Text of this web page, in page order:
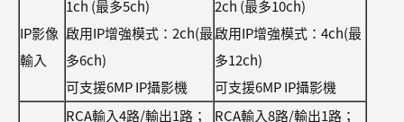
IP影像
輸入
1ch (最多5ch)
啟用IP增強模式：2ch(最
多6ch)
可支援6MP IP攝影機
2ch (最多10ch)
啟用IP增強模式：4ch(最
多12ch)
可支援6MP IP攝影機
RCA輸入4路/輸出1路；
RCA輸入8路/輸出1路；